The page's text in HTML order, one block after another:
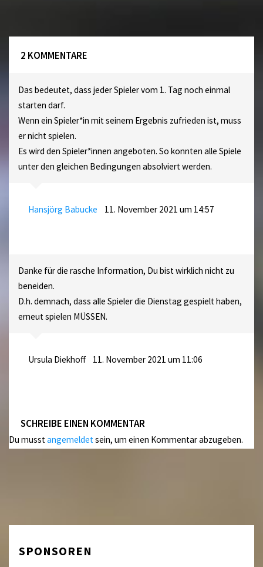
2 KOMMENTARE
Das bedeutet, dass jeder Spieler vom 1. Tag noch einmal
starten darf.
Wenn ein Spieler*in mit seinem Ergebnis zufrieden ist, muss
er nicht spielen.
Es wird den Spieler*innen angeboten. So konnten alle Spiele
unter den gleichen Bedingungen absolviert werden.
Hansjörg Babucke 11. November 2021 um 14:57
Danke für die rasche Information, Du bist wirklich nicht zu
beneiden.
D.h. demnach, dass alle Spieler die Dienstag gespielt haben,
erneut spielen MÜSSEN.
Ursula Diekhoff 11. November 2021 um 11:06
SCHREIBE EINEN KOMMENTAR
Du musstangemeldetsein, um einen Kommentar abzugeben.
SPONSOREN